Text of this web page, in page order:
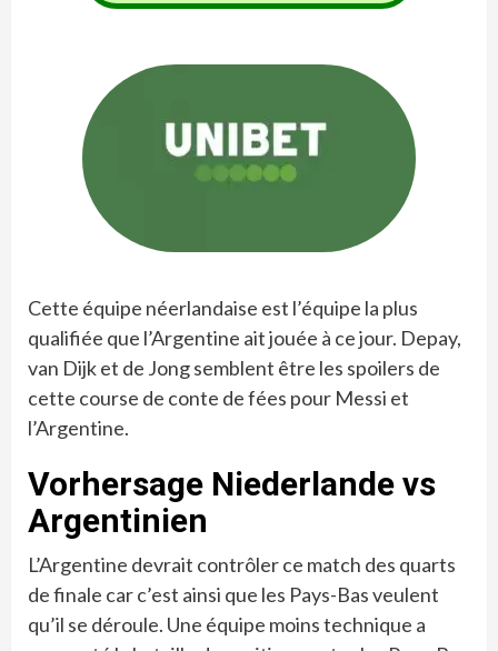
Cette équipe néerlandaise est l’équipe la plus
qualifiée que l’Argentine ait jouée à ce jour. Depay,
van Dijk et de Jong semblent être les spoilers de
cette course de conte de fées pour Messi et
l’Argentine.
Vorhersage Niederlande vs
Argentinien
L’Argentine devrait contrôler ce match des quarts
de finale car c’est ainsi que les Pays-Bas veulent
qu’il se déroule. Une équipe moins technique a